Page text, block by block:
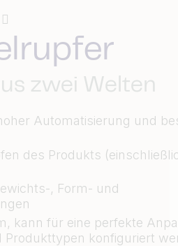
zwei Welten
Automatisierung und
des Produkts
, Form- und
kann für eine perfekte
Produkttypen konfiguriert